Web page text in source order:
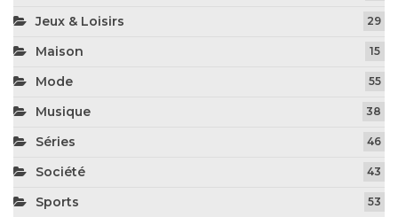
Jeux & Loisirs 29
Maison 15
Mode 55
Musique 38
Séries 46
Société 43
Sports 53